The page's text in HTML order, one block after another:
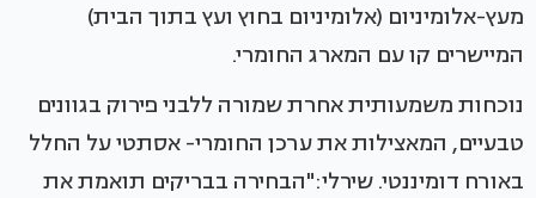
מעץ-אלומיניום (אלומיניום בחוץ ועץ בתוך הבית)
המיישרים קו עם המארג החומרי.
נוכחות משמעותית אחרת שמורה ללבני פירוק בגוונים
טבעיים, המאצילות את ערכן החומרי- אסתטי על החלל
באורח דומיננטי. שירלי:"הבחירה בבריקים תואמת את